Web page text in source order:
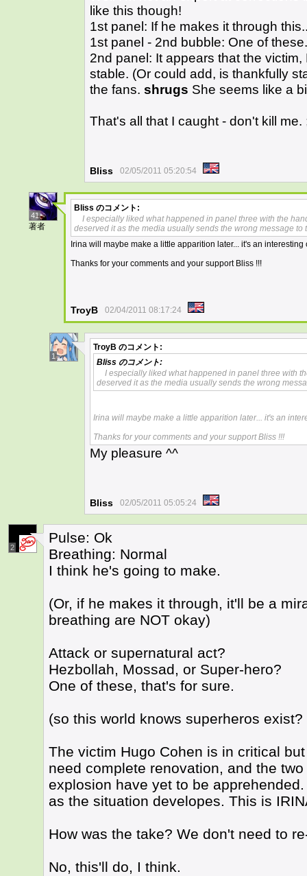
like this though!
1st panel: If he makes it through
1st panel - 2nd bubble: One of
2nd panel: It appears that the
stable. (Or could add, is thankfully
the fans. shrugs She seems like a
That's all that I caught - don't kill me.
Bliss 02/05/2011 05:20:54
41
著者
Bliss のコメント:
I especially liked what happened in panel three with the
deserved it as the media usually sends the wrong message to
Irina will maybe make a little apparition later... it's an
Thanks for your comments and your support Bliss !!!
TroyB 02/04/2011 08:17:24
1
TroyB のコメント:
Bliss のコメント:
I especially liked what happened in panel three with
deserved it as the media usually sends the wrong
Irina will maybe make a little apparition later... it's an
Thanks for your comments and your support Bliss !!!
My pleasure ^^
Bliss 02/05/2011 05:05:24
2
Pulse: Ok
Breathing: Normal
I think he's going to make.
(Or, if he makes it through, it'll be a
breathing are NOT okay)
Attack or supernatural act?
Hezbollah, Mossad, or Super-hero?
One of these, that's for sure.
(so this world knows superheros
The victim Hugo Cohen is in critical
need complete renovation, and the
explosion have yet to be
as the situation developes. This is
How was the take? We don't need to
No, this'll do, I think.